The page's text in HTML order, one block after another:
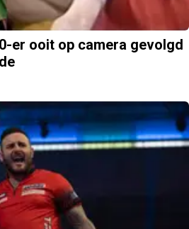
er ooit op camera gevolgd